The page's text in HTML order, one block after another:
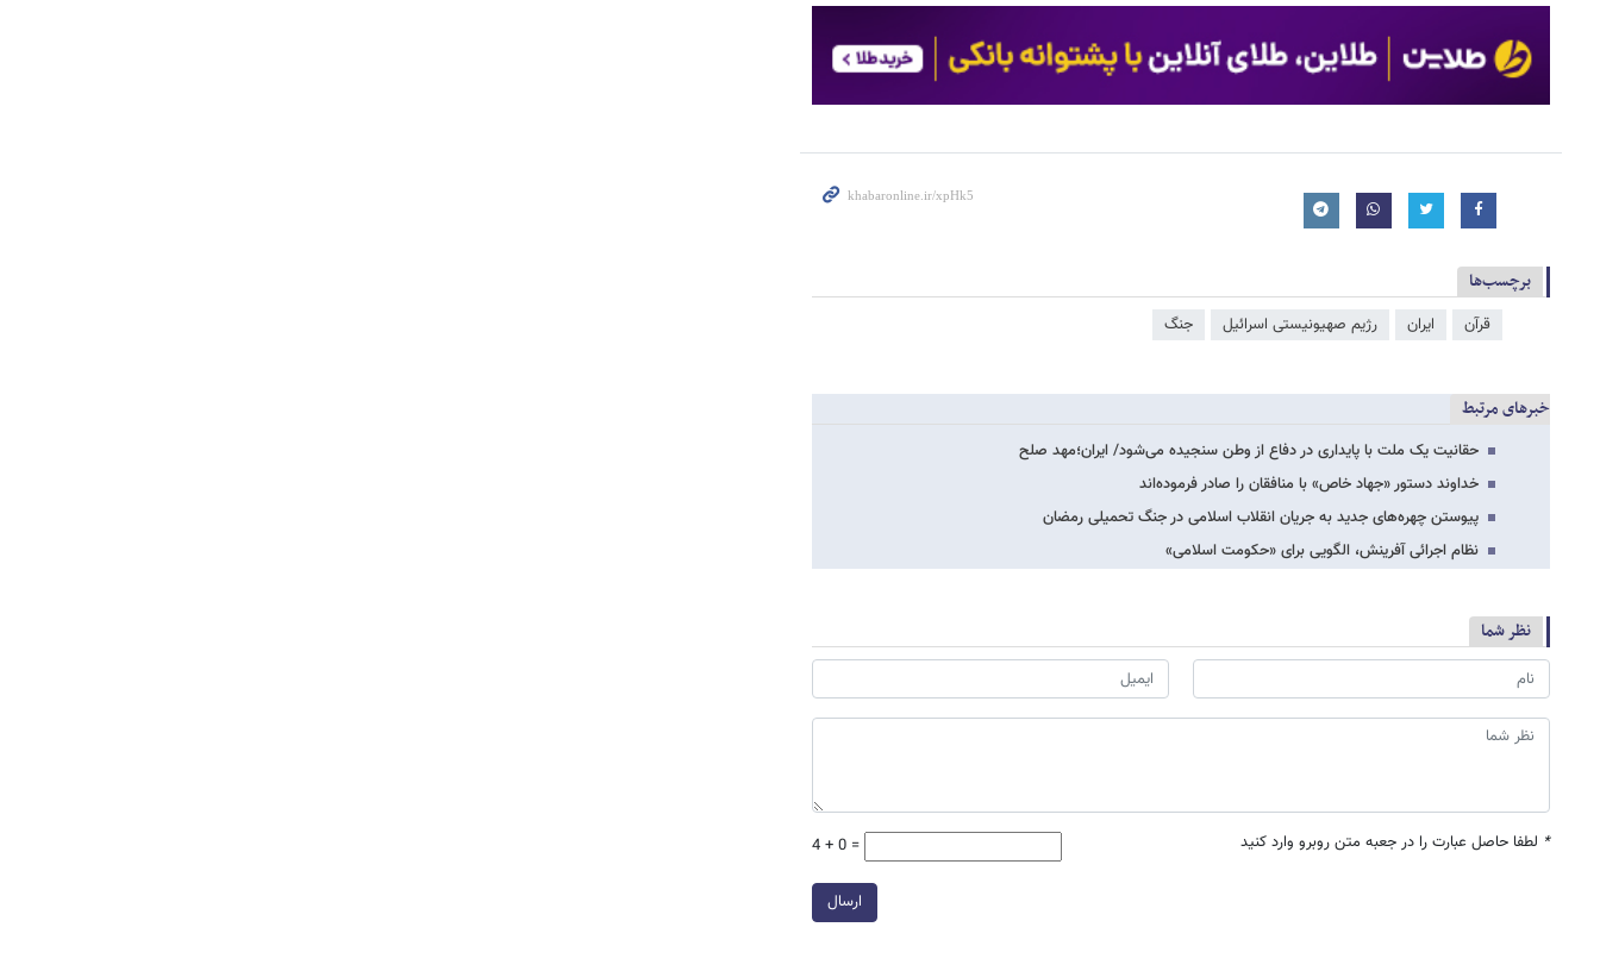
برچسب‌ها
قرآن ایران رژیم صهیونیستی اسرائیل جنگ
خبرهای مرتبط
حقانیت یک ملت با پایداری‌ در دفاع از وطن سنجیده می‌شود/ ایران؛مهد صلح
خداوند دستور «جهاد خاص» با منافقان را صادر فرموده‌اند
پیوستن چهره‌های جدید به جریان انقلاب اسلامی در جنگ تحمیلی رمضان
نظام اجرائی آفرینش، الگویی برای «حکومت اسلامی»
نظر شما
* لطفا حاصل عبارت را در جعبه متن روبرو وارد کنید 4 + 0 =
ارسال